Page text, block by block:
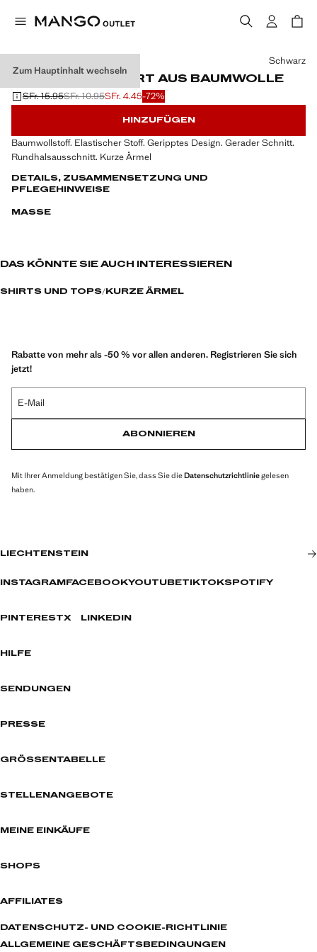
Zum Hauptinhalt wechseln
GERIPPTES T-SHIRT AUS BAUMWOLLE
Ausgangspreis durchgestrichen [SFr. 15.95 ]
SFr. 15.95
Zweiter Preis durchgestrichen [SFr. 10.95 ]
SFr. 10.95
Aktueller Preis [SFr. 4.45 ]SFr. 4.45-72%
Wählen Sie eine Farbe
Schwarz
HINZUFÜGEN
Baumwollstoff. Elastischer Stoff. Geripptes Design. Gerader Schnitt.
Rundhalsausschnitt. Kurze Ärmel
DETAILS, ZUSAMMENSETZUNG UND
PFLEGEHINWEISE
MASSE
DAS KÖNNTE SIE AUCH INTERESSIEREN
SHIRTS UND TOPS KURZE ÄRMEL
Rabatte von mehr als -50 % vor allen anderen. Registrieren Sie sich
jetzt!
E-Mail
ABONNIEREN
Mit Ihrer Anmeldung bestätigen Sie, dass Sie dieDatenschutzrichtliniegelesen
haben.
LIECHTENSTEIN
INSTAGRAM FACEBOOKYOUTUBETIKTOKSPOTIFY
PINTERESTX LINKEDIN
HILFE
SENDUNGEN
PRESSE
GRÖSSENTABELLE
STELLENANGEBOTE
MEINE EINKÄUFE
SHOPS
AFFILIATES
DATENSCHUTZ- UND COOKIE-RICHTLINIE
ALLGEMEINE GESCHÄFTSBEDINGUNGEN